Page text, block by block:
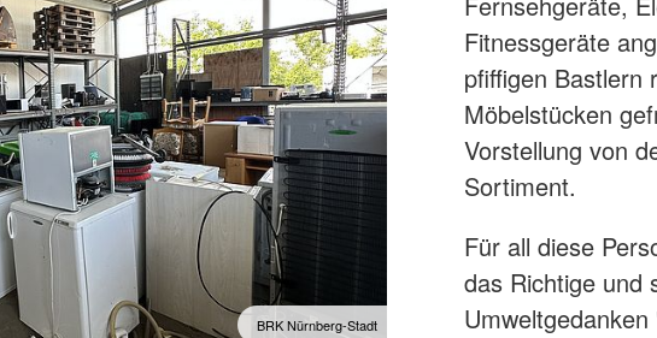
BRK Nürnberg-Stadt
Fitnessgeräte
pfiffigen Bastlern
Möbelstücken
Vorstellung von
Sortiment.
Für all diese
das Richtige und